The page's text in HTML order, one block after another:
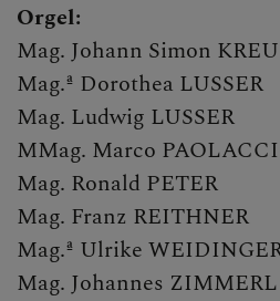
STUDIUM
AKTUELL
Orgel:
Mag. Johann Simon
Mag.ª Dorothea LUSSER
Mag. Ludwig LUSSER
MMag. Marco PAOLACCI
Mag. Ronald PETER
Mag. Franz REITHNER
Mag.ª Ulrike
Mag. Johannes ZIMMERL